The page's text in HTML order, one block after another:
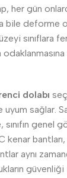
her gün
bile deforme
sınıflara
dolabı
sağlar.
sınıfın genel
kenar
aynı